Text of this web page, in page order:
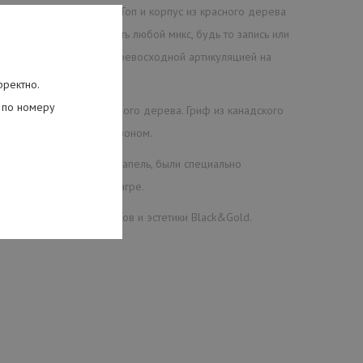
по номеру
текстуру. Топ и корпус из красного дерева
чтобы прорезать любой микс, будь то запись или
мощность с превосходной артикуляцией на
корпуса из красного дерева. Гриф из канадского
диапазоном.
в виде капель, были специально
сосредоточиться на игре.
и материалов и эстетики Black&Gold.